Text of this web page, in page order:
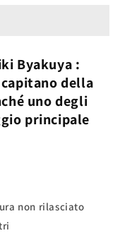
Byakuya :
della
uno degli
principale
non rilasciato